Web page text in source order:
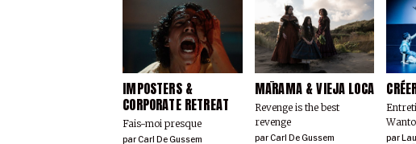
IMPOSTERS &
CORPORATE RETREAT
Fais-moi presque
parCarl De Gussem
MĀRAMA & VIEJA LOCA
Revenge is the best
revenge
parCarl De Gussem par